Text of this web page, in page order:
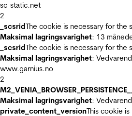
sc-static.net
2
_scsridThe cookie is necessary for the
Maksimal lagringsvarighet: 13
_scsridThe cookie is necessary for the
Maksimal lagringsvarighet:
www.garnius.no
2
Maksimal lagringsvarighet:
private_content_versionThis cookie